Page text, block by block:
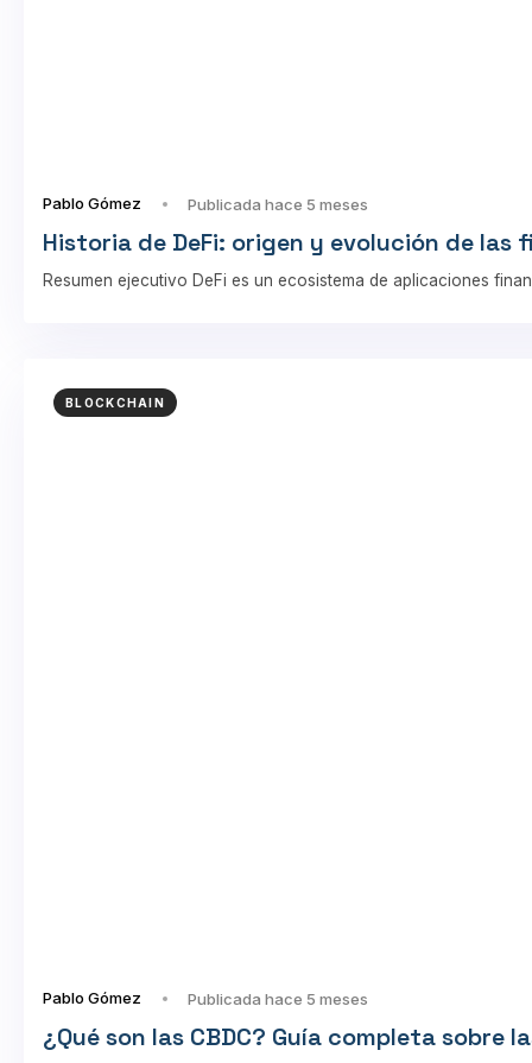
Pablo Gómez Publicada hace 5 meses
Historia de DeFi: origen y evolución de las
Resumen ejecutivo DeFi es un ecosistema de aplicaciones
BLOCKCHAIN
Pablo Gómez Publicada hace 5 meses
¿Qué son las CBDC? Guía completa